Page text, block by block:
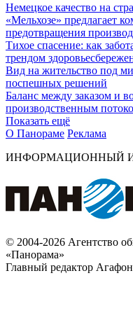
Немецкое качество на
«Мельхозе» предлагает
предотвращения
Тихое спасение: как
трендом
Вид на жительство под
поспешных решений
Баланс между заказом и
производственным
Показать ещё
О Панораме Реклама
ИНФОРМАЦИОННЫЙ
© 2004-2026 Агентство
«Панорама»
Главный редактор